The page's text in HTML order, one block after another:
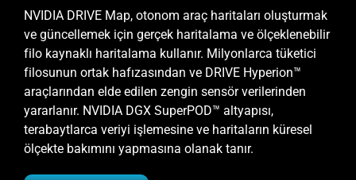
NVIDIA DRIVE Map, otonom araç haritaları oluşturmak
ve güncellemek için gerçek haritalama ve ölçeklenebilir
filo kaynaklı haritalama kullanır. Milyonlarca tüketici
filosunun ortak hafızasından ve DRIVE Hyperion™
araçlarından elde edilen zengin sensör verilerinden
yararlanır. NVIDIA DGX SuperPOD™ altyapısı,
terabaytlarca veriyi işlemesine ve haritaların küresel
ölçekte bakımını yapmasına olanak tanır.